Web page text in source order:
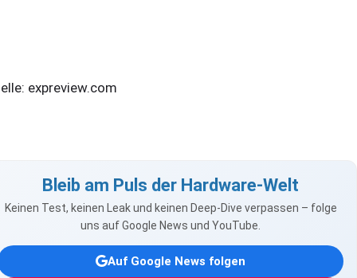
expreview.com
Bleib am Puls der Hardware-Welt
Keinen Test, keinen Leak und keinen Deep-Dive verpassen – folge
uns auf Google News und YouTube.
Auf Google News folgen